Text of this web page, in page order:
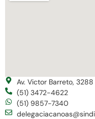
Av. Victor Barreto,
(51) 3472-4622
(51) 9857-7340